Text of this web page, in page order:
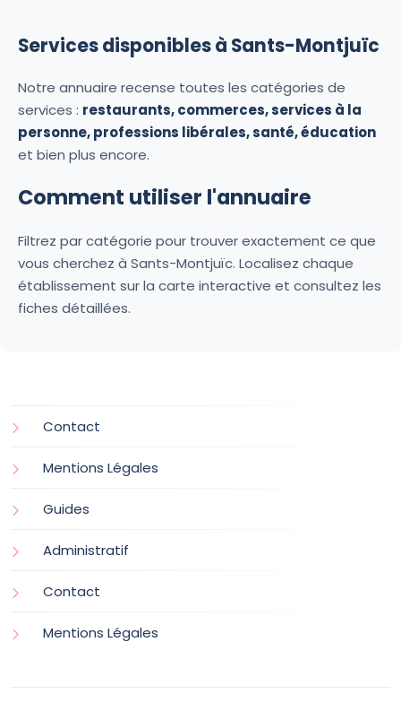
Services disponibles à Sants-Montjuïc
Notre annuaire recense toutes les catégories de
services : restaurants, commerces, services à la
personne, professions libérales, santé, éducation
et bien plus encore.
Comment utiliser l'annuaire
Filtrez par catégorie pour trouver exactement ce que
vous cherchez à Sants-Montjuïc. Localisez chaque
établissement sur la carte interactive et consultez les
fiches détaillées.
Contact
Mentions Légales
Guides
Administratif
Contact
Mentions Légales